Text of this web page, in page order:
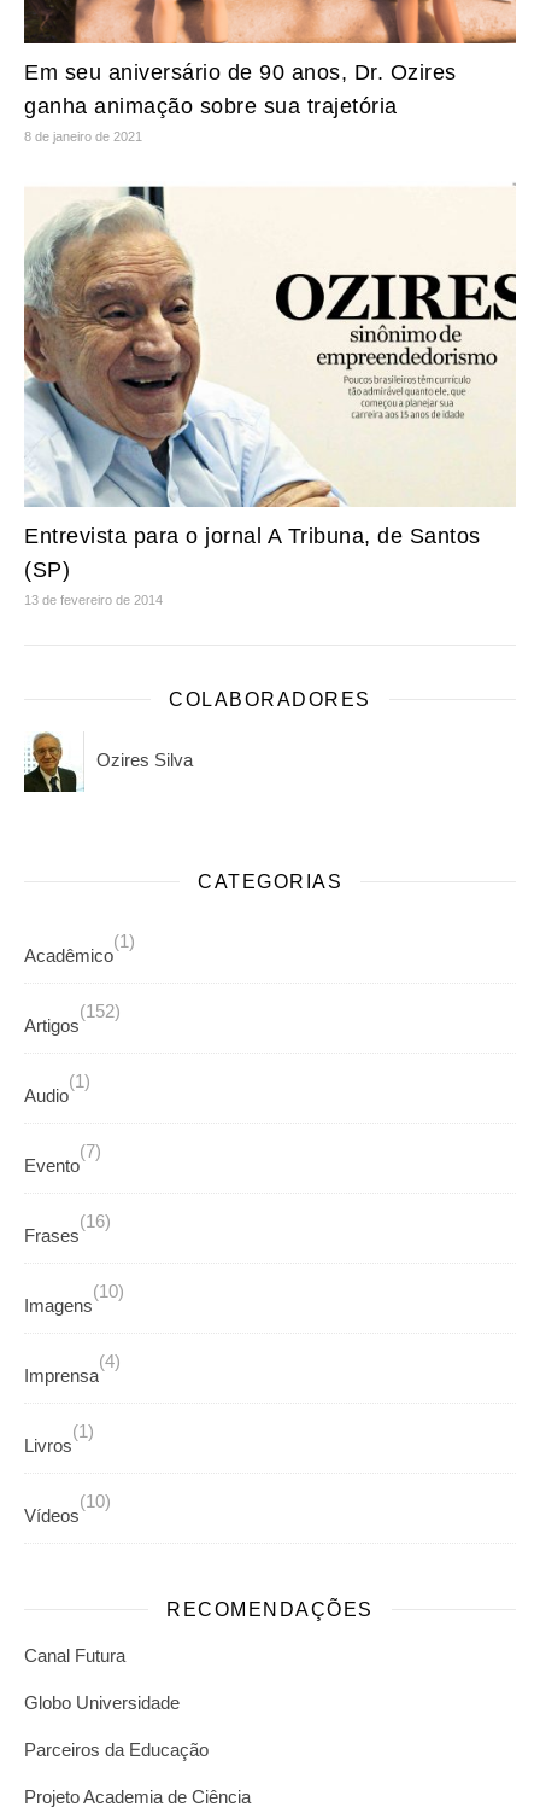
Em seu aniversário de 90 anos, Dr. Ozires
ganha animação sobre sua trajetória
8 de janeiro de 2021
Entrevista para o jornal A Tribuna, de Santos
(SP)
13 de fevereiro de 2014
COLABORADORES
Ozires Silva
CATEGORIAS
Acadêmico
(1)
Artigos
(152)
Audio
(1)
Evento
(7)
Frases
(16)
Imagens
(10)
Imprensa
(4)
Livros
(1)
Vídeos
(10)
RECOMENDAÇÕES
Canal Futura
Globo Universidade
Parceiros da Educação
Projeto Academia de Ciência